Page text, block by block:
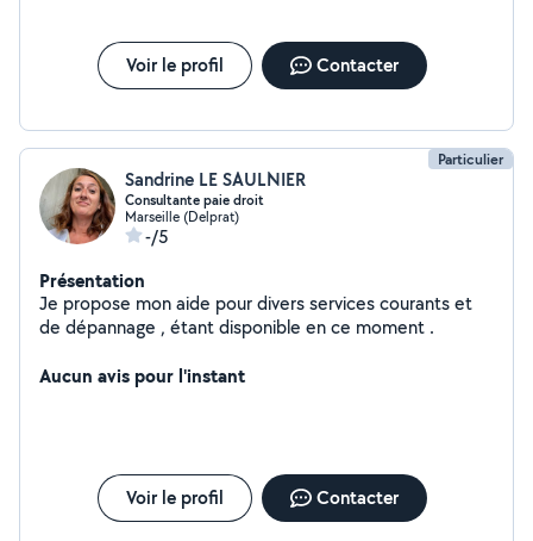
Voir le profil Contacter
Particulier
Sandrine LE SAULNIER
Consultante paie droit
Marseille (Delprat)
-/5
Présentation
Je propose mon aide pour divers services courants et
de dépannage , étant disponible en ce moment .
Aucun avis pour l'instant
Voir le profil Contacter